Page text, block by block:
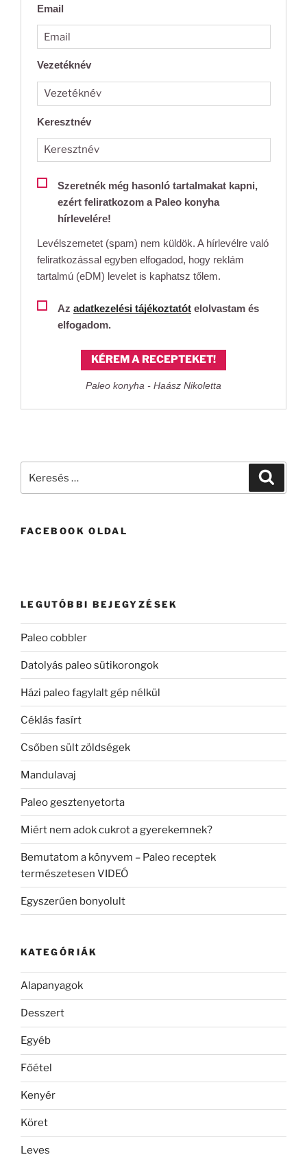
Email
Vezetéknév
Keresztnév
Szeretnék még hasonló tartalmakat kapni,
ezért feliratkozom a Paleo konyha
hírlevelére!
Levélszemetet (spam) nem küldök. A hírlevélre való
feliratkozással egyben elfogadod, hogy reklám
tartalmú (eDM) levelet is kaphatsz tőlem.
Az adatkezelési tájékoztatótelolvastam és
elfogadom.
KÉREM A RECEPTEKET!
Paleo konyha - Haász Nikoletta
FACEBOOK OLDAL
LEGUTÓBBI BEJEGYZÉSEK
Paleo cobbler
Datolyás paleo sütikorongok
Házi paleo fagylalt gép nélkül
Céklás fasírt
Csőben sült zöldségek
Mandulavaj
Paleo gesztenyetorta
Miért nem adok cukrot a gyerekemnek?
Bemutatom a könyvem – Paleo receptek
természetesen VIDEÓ
Egyszerűen bonyolult
KATEGÓRIÁK
Alapanyagok
Desszert
Egyéb
Főétel
Kenyér
Köret
Leves